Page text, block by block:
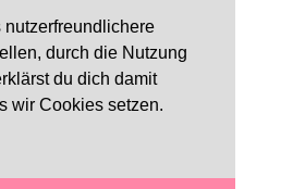
durch die Nutzung
du dich damit
wir Cookies setzen.